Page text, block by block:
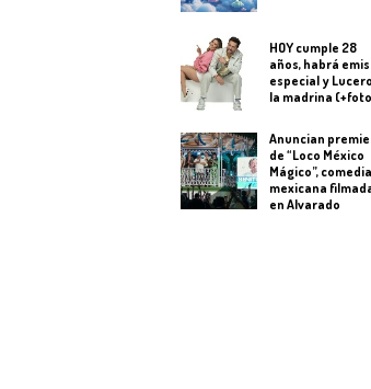
HOY cumple 28
años, habrá
especial y
la madrina
Anuncian
de “Loco México
Mágico”, comedia
mexicana
en Alvarado